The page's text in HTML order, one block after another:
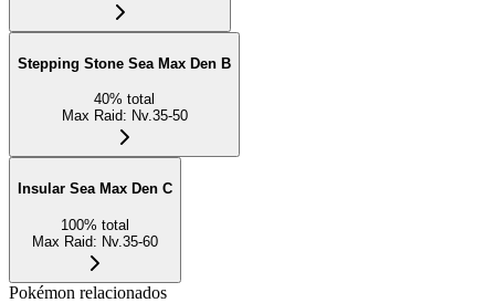
Stepping Stone Sea Max Den B
40% total
Max Raid: Nv.35-50
Insular Sea Max Den C
100% total
Max Raid: Nv.35-60
Pokémon relacionados